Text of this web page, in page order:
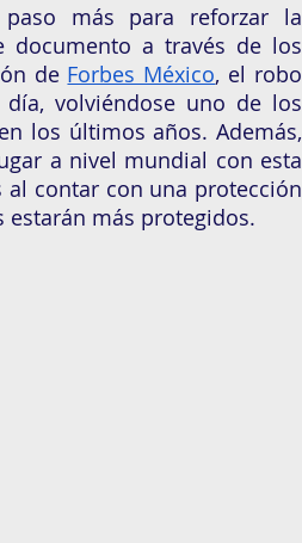
más para reforzar la
documento a través de los
de Forbes México, el robo
volviéndose uno de los
los últimos años. Además,
a nivel mundial con esta
contar con una protección
más protegidos.